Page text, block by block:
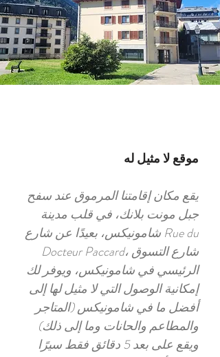
موقع لا مثيل له
يقع مكان إقامتنا المرموق عند سفح
جبل مونت بلانك، في قلب مدينة
شامونيكس، بعيدًا عن شارع Rue du
Docteur Paccard، شارع التسوق
الرئيسي في شامونيكس، ويوفر لك
إمكانية الوصول التي لا مثيل لها إلى
أفضل ما في شامونيكس (المتاجر
والمطاعم والحانات وما إلى ذلك)
ويقع على بعد 5 دقائق فقط سيرًا